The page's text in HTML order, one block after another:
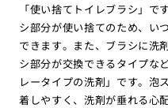
「使い捨てトイレブラシ」
シ部分が使い捨てのため、い
できます。また、ブラシに洗
シ部分が交換できるタイプな
レータイプの洗剤」です。泡
着しやすく、洗剤が垂れる心